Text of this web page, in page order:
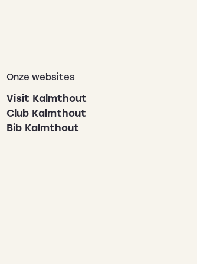
Onze websites
Visit Kalmthout
Club Kalmthout
Bib Kalmthout